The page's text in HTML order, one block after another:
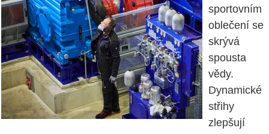
sportovním
oblečení se
skrývá
spousta
vědy.
Dynamické
střihy
zlepšují